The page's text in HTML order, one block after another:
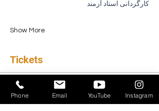
کارگردانی استاد آرمند
Show More
Tickets
Ticket type
General Admission
Phone Email YouTube Instagram